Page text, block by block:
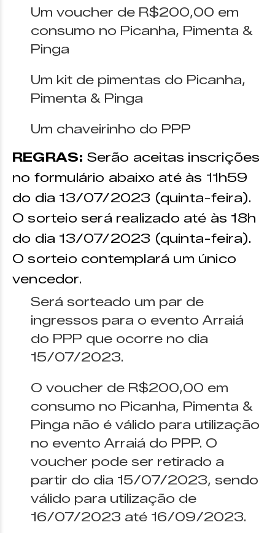
Um voucher de R$200,00 em
consumo no Picanha, Pimenta &
Pinga
Um kit de pimentas do Picanha,
Pimenta & Pinga
Um chaveirinho do PPP
REGRAS: Serão aceitas inscrições
no formulário abaixo até às 11h59
do dia 13/07/2023 (quinta-feira).
O sorteio será realizado até às 18h
do dia 13/07/2023 (quinta-feira).
O sorteio contemplará um único
vencedor.
Será sorteado um par de
ingressos para o evento Arraiá
do PPP que ocorre no dia
15/07/2023.
O voucher de R$200,00 em
consumo no Picanha, Pimenta &
Pinga não é válido para utilização
no evento Arraiá do PPP. O
voucher pode ser retirado a
partir do dia 15/07/2023, sendo
válido para utilização de
16/07/2023 até 16/09/2023.